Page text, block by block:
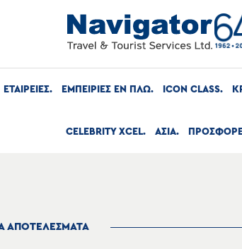
ΕΤΑΙΡΕΙΕΣ ΕΜΠΕΙΡΙΕΣ ΕΝ ΠΛΩ ICON CLASS
CELEBRITY XCEL ΑΣΙΑ
ΑΠΟΤΕΛΕΣΜΑΤΑ